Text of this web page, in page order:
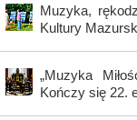
Muzyka,
Kultury
„Muzyka
Kończy się 22.